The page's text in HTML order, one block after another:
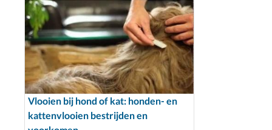
Vlooien bij hond of kat: honden- en
kattenvlooien bestrijden en